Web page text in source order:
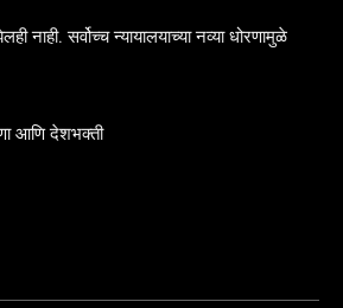
नाही. सर्वोच्च न्यायालयाच्या नव्या धोरणामुळे
आणि देशभक्ती